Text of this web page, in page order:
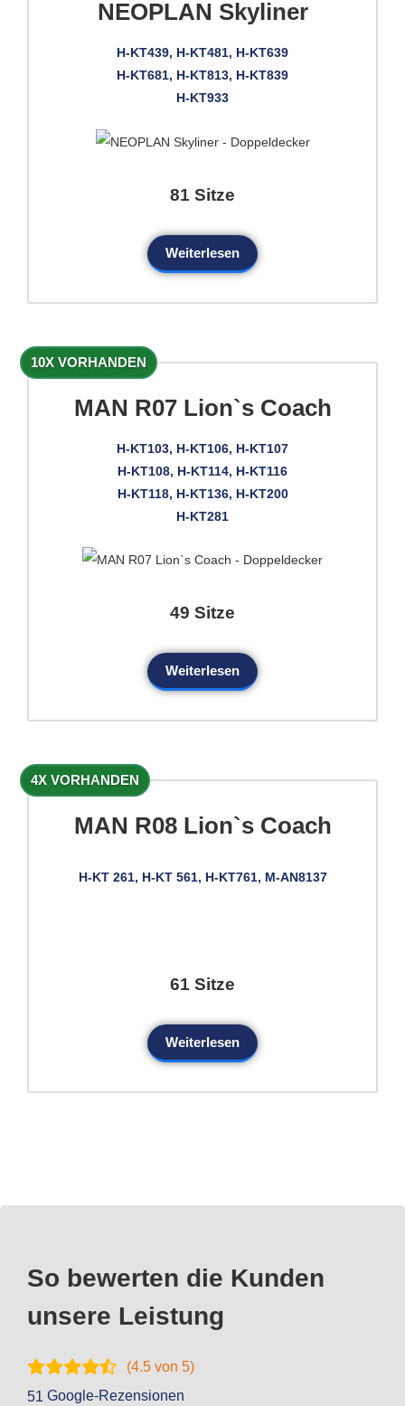
NEOPLAN Skyliner
H-KT439, H-KT481, H-KT639
H-KT681, H-KT813, H-KT839
H-KT933
81 Sitze
Weiterlesen
10X VORHANDEN
MAN R07 Lion`s Coach
H-KT103, H-KT106, H-KT107
H-KT108, H-KT114, H-KT116
H-KT118, H-KT136, H-KT200
H-KT281
49 Sitze
Weiterlesen
4X VORHANDEN
MAN R08 Lion`s Coach
H-KT 261, H-KT 561, H-KT761, M-AN8137
61 Sitze
Weiterlesen
So bewerten die Kunden
unsere Leistung
(4.5 von 5)
51 Google-Rezensionen